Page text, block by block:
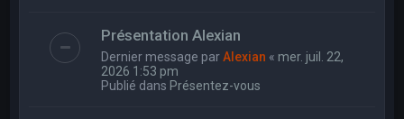
Présentation Alexian
Dernier message parAlexian « mer. juil. 22,
2026 1:53 pm
Publié dans Présentez-vous